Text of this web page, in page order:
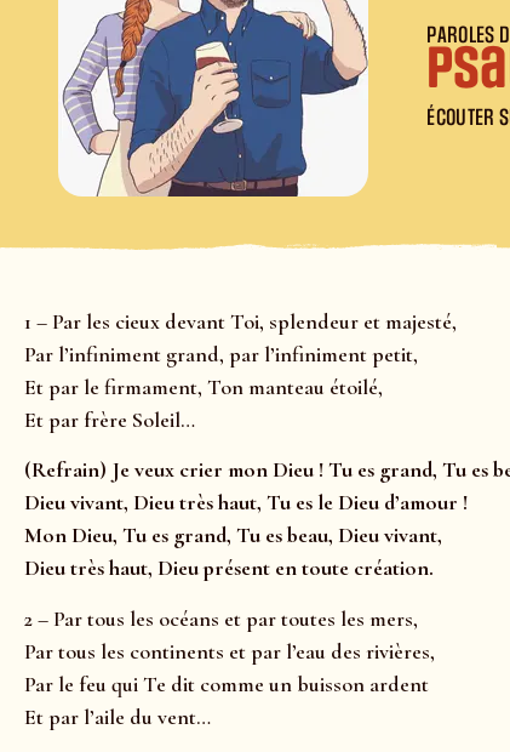
PAROLES
ÉCOUTER
1 – Par les cieux devant Toi, splendeur et majesté,
Par l’infiniment grand, par l’infiniment petit,
Et par le firmament, Ton manteau étoilé,
Et par frère Soleil…
(Refrain) Je veux crier mon Dieu ! Tu es grand, Tu es
Dieu vivant, Dieu très haut, Tu es le Dieu d’amour !
Mon Dieu, Tu es grand, Tu es beau, Dieu vivant,
Dieu très haut, Dieu présent en toute création.
2 – Par tous les océans et par toutes les mers,
Par tous les continents et par l’eau des rivières,
Par le feu qui Te dit comme un buisson ardent
Et par l’aile du vent…